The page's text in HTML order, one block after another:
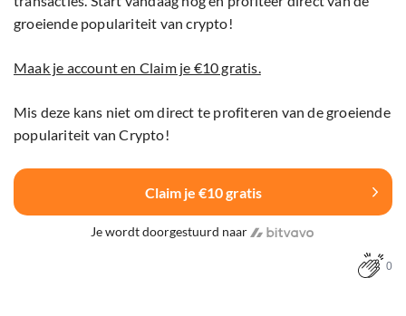
groeiende populariteit van crypto!
Maak je account en Claim je €10 gratis.
Mis deze kans niet om direct te profiteren van de groeiende
populariteit van Crypto!
Claim je €10 gratis
Je wordt doorgestuurd naar
0